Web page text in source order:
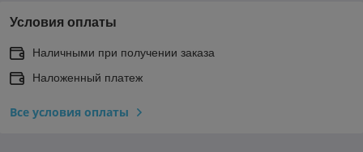
Условия оплаты
Наличными при получении заказа
Наложенный платеж
Все условия оплаты